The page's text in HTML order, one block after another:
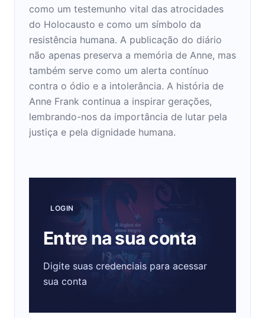
como um testemunho vital das atrocidades
do Holocausto e como um símbolo da
resistência humana. A publicação do diário
não apenas preserva a memória de Anne, mas
também serve como um alerta contínuo
contra o ódio e a intolerância. A história de
Anne Frank continua a inspirar gerações,
lembrando-nos da importância de lutar pela
justiça e pela dignidade humana.
LOGIN
Entre na sua conta
Digite suas credenciais para acessar
sua conta